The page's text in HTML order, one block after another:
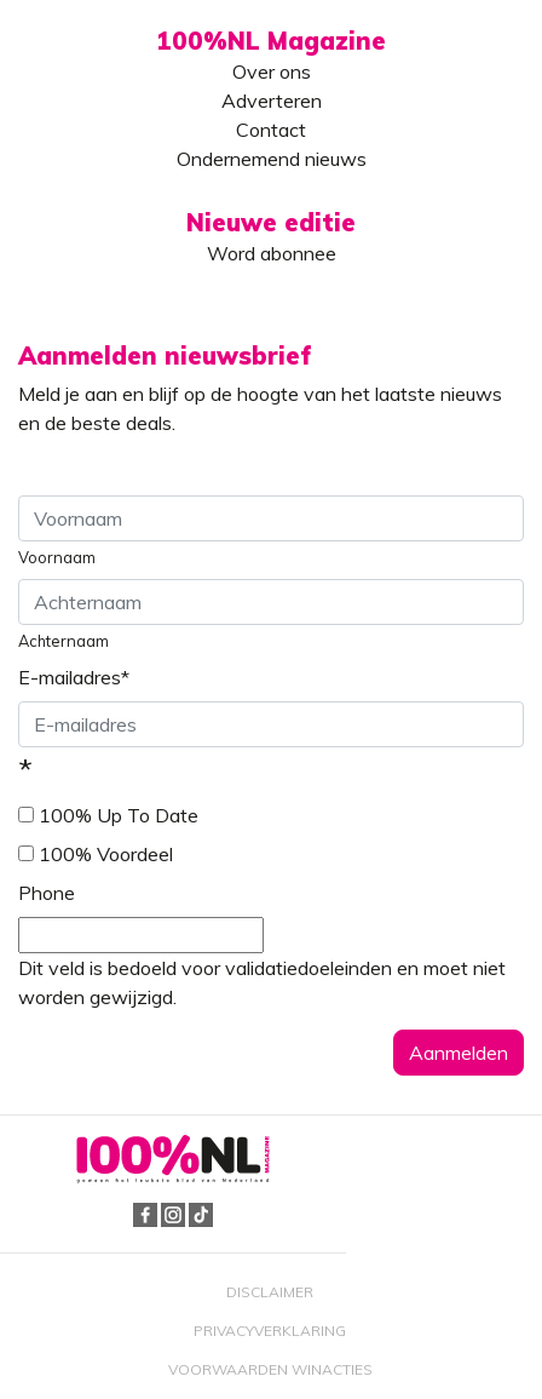
100%NL Magazine
Over ons
Adverteren
Contact
Ondernemend nieuws
Nieuwe editie
Word abonnee
Aanmelden nieuwsbrief
Meld je aan en blijf op de hoogte van het laatste nieuws
en de beste deals.
Voornaam
Achternaam
E-mailadres*
*
100% Up To Date
100% Voordeel
Phone
Dit veld is bedoeld voor validatiedoeleinden en moet niet
worden gewijzigd.
DISCLAIMER
PRIVACYVERKLARING
VOORWAARDEN WINACTIES